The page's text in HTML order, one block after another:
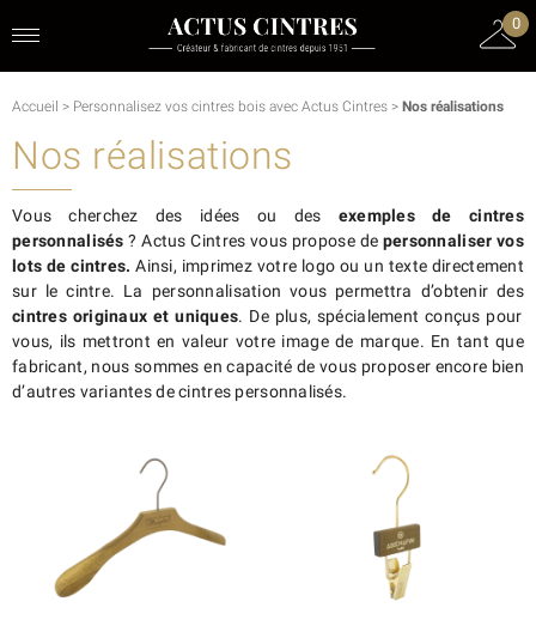
0
Accueil > Personnalisez vos cintres bois avec Actus Cintres > Nos réalisations
Nos réalisations
Vous cherchez des idées ou des exemples de cintres
personnalisés ? Actus Cintres vous propose de personnaliser vos
lots de cintres. Ainsi, imprimez votre logo ou un texte directement
sur le cintre. La personnalisation vous permettra d’obtenir des
cintres originaux et uniques. De plus, spécialement conçus pour
vous, ils mettront en valeur votre image de marque. En tant que
fabricant, nous sommes en capacité de vous proposer encore bien
d’autres variantes de cintres personnalisés.